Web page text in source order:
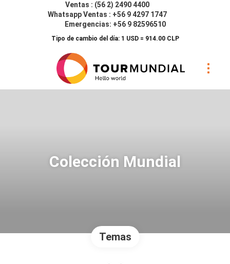
Ventas : (56 2) 2490 4400
Whatsapp Ventas : +56 9 4297 1747
Emergencias: +56 9 82596510
Tipo de cambio del día: 1 USD = 914.00 CLP
Colección Mundial
Temas